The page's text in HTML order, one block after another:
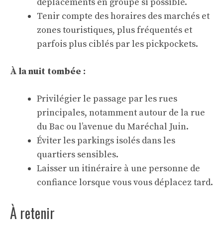
Tenir compte des horaires des marchés et
zones touristiques, plus fréquentés et
parfois plus ciblés par les pickpockets.
À la nuit tombée :
Privilégier le passage par les rues
principales, notamment autour de la rue
du Bac ou l’avenue du Maréchal Juin.
Éviter les parkings isolés dans les
quartiers sensibles.
Laisser un itinéraire à une personne de
confiance lorsque vous vous déplacez tard.
À retenir